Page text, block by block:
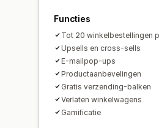
Functies
Tot 20 winkelbestellingen
Upsells en cross-sells
E-mailpop-ups
Productaanbevelingen
Gratis verzending-balken
Verlaten winkelwagens
Gamificatie